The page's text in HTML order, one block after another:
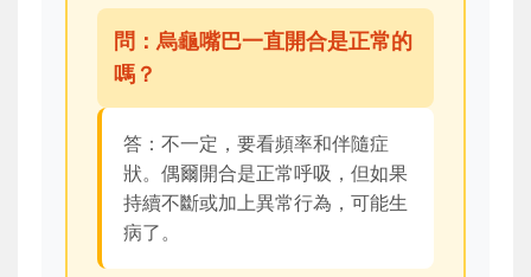
問：烏龜嘴巴一直開合是正常的
嗎？
答：不一定，要看頻率和伴隨症
狀。偶爾開合是正常呼吸，但如果
持續不斷或加上異常行為，可能生
病了。